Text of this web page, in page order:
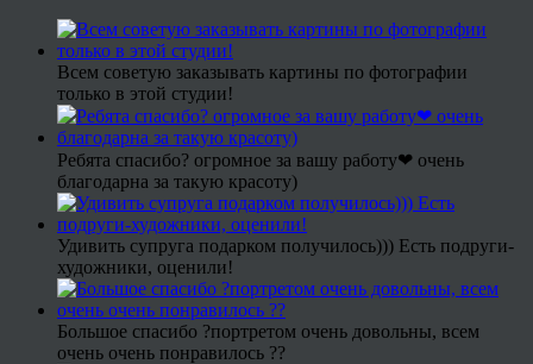
Всем советую заказывать картины по фотографии
только в этой студии!
Ребята спасибо? огромное за вашу работу❤ очень
благодарна за такую красоту)
Удивить супруга подарком получилось))) Есть подруги-
художники, оценили!
Большое спасибо ?портретом очень довольны, всем
очень очень понравилось ??